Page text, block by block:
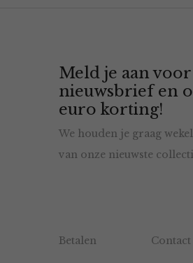
Meld je aan
nieuwsbrief en
euro korting!
We houden je graag
van onze nieuwste
Betalen Contact